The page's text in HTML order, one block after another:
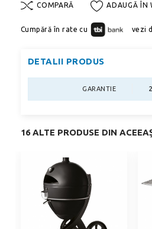
COMPARĂ ADAUGĂ ÎN
Cumpără în rate cu vezi
DETALII PRODUS
GARANTIE
16 ALTE PRODUSE DIN